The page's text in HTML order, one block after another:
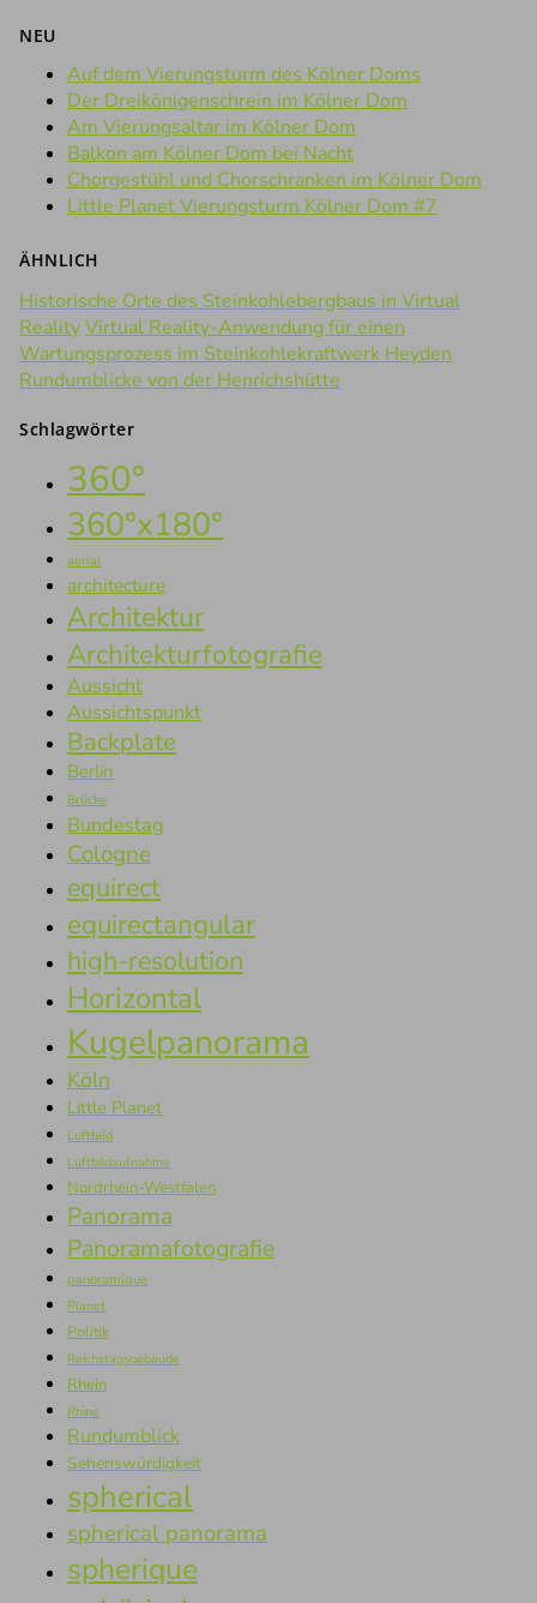
NEU
Auf dem Vierungsturm des Kölner Doms
Der Dreikönigenschrein im Kölner Dom
Am Vierungsaltar im Kölner Dom
Balkon am Kölner Dom bei Nacht
Chorgestühl und Chorschranken im Kölner Dom
Little Planet Vierungsturm Kölner Dom #7
ÄHNLICH
Historische Orte des Steinkohlebergbaus in Virtual
RealityVirtual Reality-Anwendung für einen
Wartungsprozess im Steinkohlekraftwerk Heyden
Rundumblicke von der Henrichshütte
Schlagwörter
360°
360°x180°
aerial
architecture
Architektur
Architekturfotografie
Aussicht
Aussichtspunkt
Backplate
Berlin
Brücke
Bundestag
Cologne
equirect
equirectangular
high-resolution
Horizontal
Kugelpanorama
Köln
Little Planet
Luftbild
Luftbildaufnahme
Nordrhein-Westfalen
Panorama
Panoramafotografie
panoramique
Planet
Politik
Reichstagsgebäude
Rhein
Rhine
Rundumblick
Sehenswürdigkeit
spherical
spherical panorama
spherique